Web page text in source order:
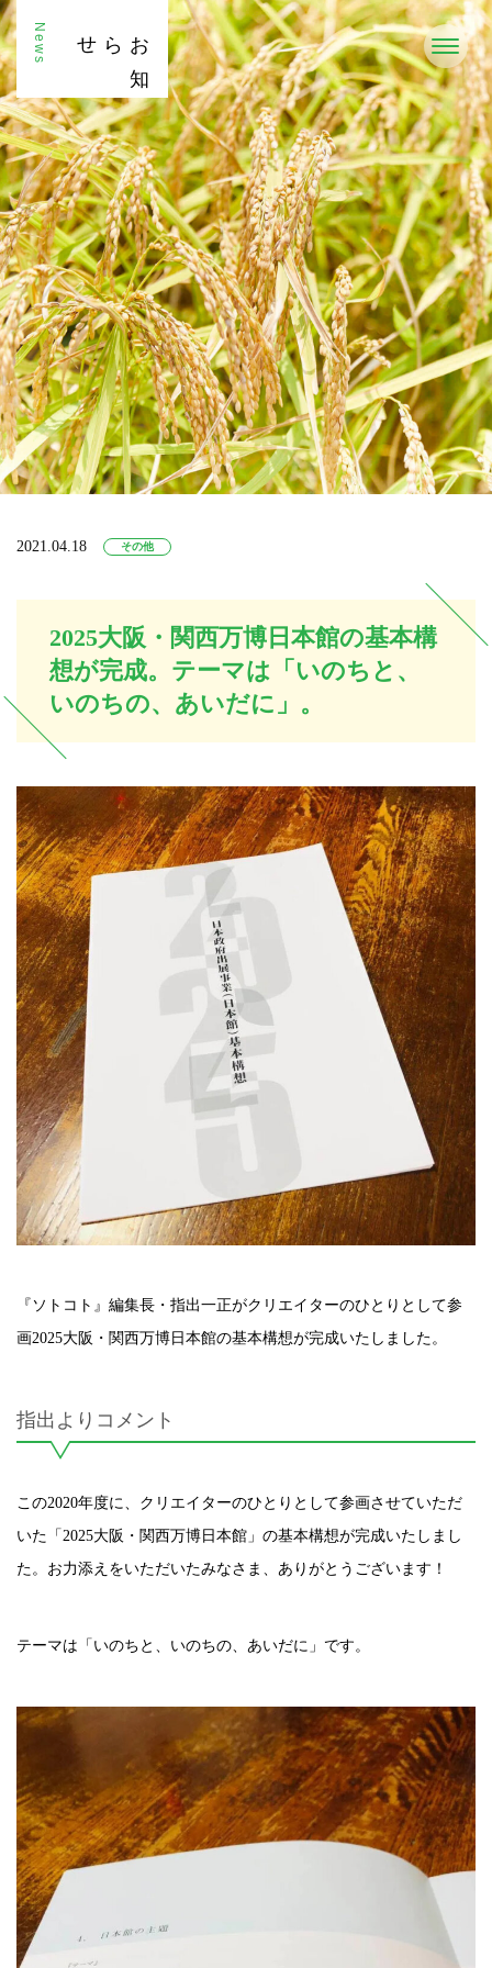
お
知
らせ
News
2021.04.18 その他
2025大阪・関西万博日本館の基本構
想が完成。テーマは「いのちと、
いのちの、あいだに」。
『ソトコト』編集長・指出一正がクリエイターのひとりとして参
画2025大阪・関西万博日本館の基本構想が完成いたしました。
指出よりコメント
この2020年度に、クリエイターのひとりとして参画させていただ
いた「2025大阪・関西万博日本館」の基本構想が完成いたしまし
た。お力添えをいただいたみなさま、ありがとうございます！
テーマは「いのちと、いのちの、あいだに」です。